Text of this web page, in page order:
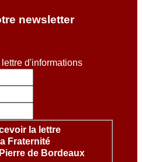
newsletter
d'informations
la lettre
Fraternité
de Bordeaux